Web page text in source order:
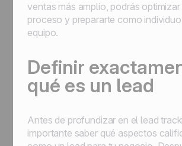
ventas más amplio, podrás
proceso y prepararte como
equipo.
Definir
qué es un lead
Antes de profundizar en el lead
importante saber qué aspectos